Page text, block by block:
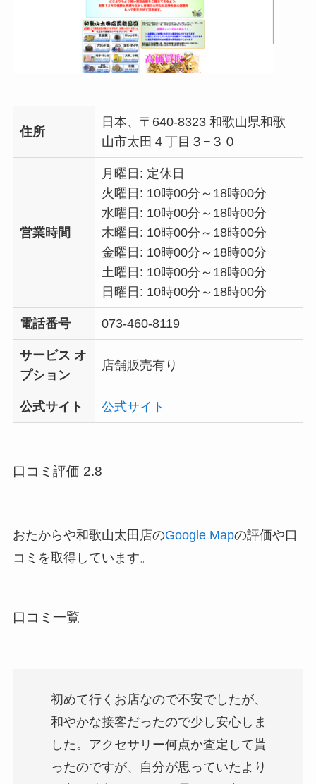
住所
日本、〒640-8323 和歌山県和歌
山市太田４丁目３−３０
営業時間
月曜日: 定休日
火曜日: 10時00分～18時00分
水曜日: 10時00分～18時00分
木曜日: 10時00分～18時00分
金曜日: 10時00分～18時00分
土曜日: 10時00分～18時00分
日曜日: 10時00分～18時00分
電話番号 073-460-8119
サービス オ
プション
店舗販売有り
公式サイト 公式サイト
口コミ評価 2.8
おたからや和歌山太田店のGoogle Mapの評価や口
コミを取得しています。
口コミ一覧
初めて行くお店なので不安でしたが、
和やかな接客だったので少し安心しま
した。アクセサリー何点か査定して貰
ったのですが、自分が思っていたより